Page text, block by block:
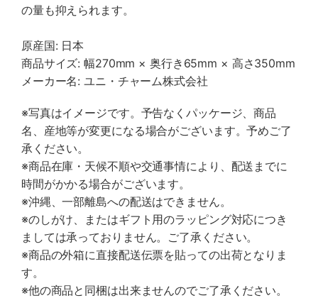
の量も抑えられます。
原産国: 日本
商品サイズ: 幅270mm × 奥行き65mm × 高さ350mm
メーカー名: ユニ・チャーム株式会社
※写真はイメージです。予告なくパッケージ、商品
名、産地等が変更になる場合がございます。予めご了
承ください。
※商品在庫・天候不順や交通事情により、配送までに
時間がかかる場合がございます。
※沖縄、一部離島への配送はできません。
※のしがけ、またはギフト用のラッピング対応につき
ましては承っておりません。ご了承ください。
※商品の外箱に直接配送伝票を貼っての出荷となりま
す。
※他の商品と同梱は出来ませんのでご了承ください。